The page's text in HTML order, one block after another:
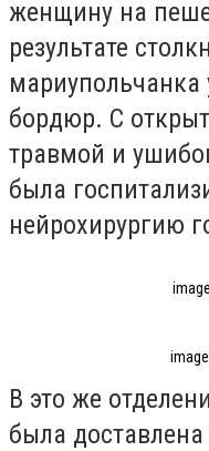
женщину на
результате
мариупольчанка
бордюр. С
травмой и
была
нейрохирургию
В это же
была